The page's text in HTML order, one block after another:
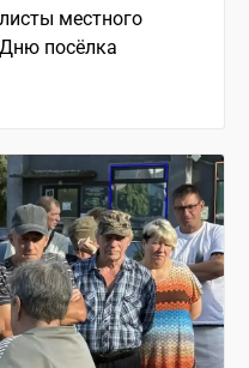
местного
посёлка